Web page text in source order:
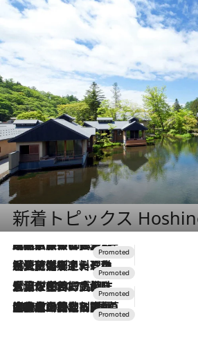
新着トピックス
2026.7.31
【ホテル帰省】という選択肢をOMOが提案。家族とほどよい距離を保つには「昼は実家、夜は気兼ねなくホテルで！」
2026.7.24
【夏限定ディナーコース】旬を迎える稚鮎や花ズッキーニなどをイタリア・トスカーナの郷土料理の手法で満喫！
2026.7.17
「土佐和ハーブかき氷」がOMO7高知に登場！生姜、山椒、大葉など目にも舌にも涼を呼ぶ郷土の味
2026.7.10
NEW OPEN！【界 草津】名湯の地に誕生。趣の異なる2種の温泉と上州ならではの会席・蕎麦割烹など美食を味わう究極の癒やし旅